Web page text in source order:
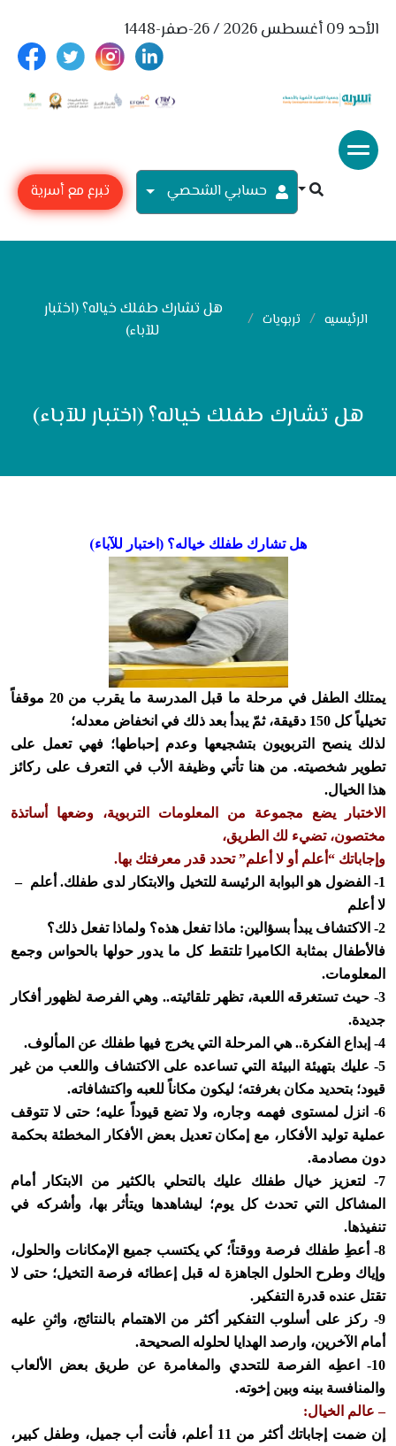
الأحد 09 أغسطس 2026 / 26-صفر-1448
حسابي الشحصي تبرع مع أسرية
الرئيسيه تربويات
هل تشارك طفلك خياله؟ (اختبار
للآباء)
هل تشارك طفلك خياله؟ (اختبار للآباء)
هل تشارك طفلك خياله؟ (اختبار للآباء(
يمتلك الطفل في مرحلة ما قبل المدرسة ما يقرب من 20 موقفاً
تخيلياً كل 150 دقيقة، ثمّ يبدأ بعد ذلك في انخفاض معدله؛
لذلك ينصح التربويون بتشجيعها وعدم إحباطها؛ فهي تعمل على
تطوير شخصيته. من هنا تأتي وظيفة الأب في التعرف على ركائز
هذا الخيال.
الاختبار يضع مجموعة من المعلومات التربوية، وضعها أساتذة
مختصون، تضيء لك الطريق،
وإجاباتك “أعلم أو لا أعلم” تحدد قدر معرفتك بها.
1- الفضول هو البوابة الرئيسة للتخيل والابتكار لدى طفلك.
أعلم –
لا أعلم
2- الاكتشاف يبدأ بسؤالين: ماذا تفعل هذه؟ ولماذا تفعل ذلك؟
فالأطفال بمثابة الكاميرا تلتقط كل ما يدور حولها بالحواس وجمع
المعلومات.
3- حيث تستغرقه اللعبة، تظهر تلقائيته.. وهي الفرصة لظهور أفكار
جديدة.
4- إبداع الفكرة.. هي المرحلة التي يخرج فيها طفلك عن المألوف.
5- عليك بتهيئة البيئة التي تساعده على الاكتشاف واللعب من غير
قيود؛ بتحديد مكان بغرفته؛ ليكون مكاناً للعبه واكتشافاته.
6- انزل لمستوى فهمه وجاره، ولا تضع قيوداً عليه؛ حتى لا تتوقف
عملية توليد الأفكار، مع إمكان تعديل بعض الأفكار المخطئة بحكمة
دون مصادمة.
7- لتعزيز خيال طفلك عليك بالتحلي بالكثير من الابتكار أمام
المشاكل التي تحدث كل يوم؛ ليشاهدها ويتأثر بها، وأشركه في
تنفيذها.
8- أعطِ طفلك فرصة ووقتاً؛ كي يكتسب جميع الإمكانات والحلول،
وإياك وطرح الحلول الجاهزة له قبل إعطائه فرصة التخيل؛ حتى لا
تقتل عنده قدرة التفكير.
9- ركز على أسلوب التفكير أكثر من الاهتمام بالنتائج، واثنِ عليه
أمام الآخرين، وارصد الهدايا لحلوله الصحيحة.
10- اعطِه الفرصة للتحدي والمغامرة عن طريق بعض الألعاب
والمنافسة بينه وبين إخوته.
– عالم الخيال:
إن ضمت إجاباتك أكثر من 11 أعلم، فأنت أب جميل، وطفل كبير،